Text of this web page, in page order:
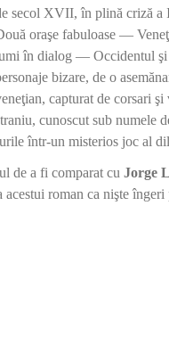
secol XVII, în plină criză a
oraşe fabuloase —
în dialog — Occidentul
bizare, de o
capturat de corsari
cunoscut sub numele
într-un misterios joc al
de a fi comparat cu Jorge
acestui roman ca nişte